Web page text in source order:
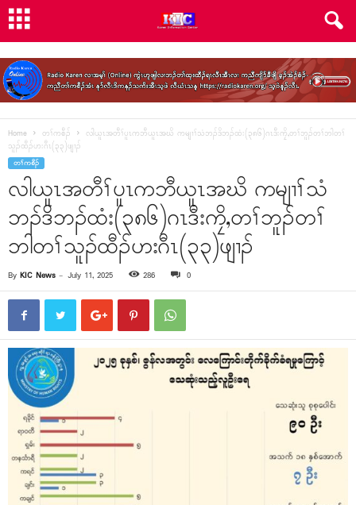
Home တၢ်ကစီၣ်
လါယူၤအတီၢ်ပူၤကဘီယူၤအဃိ ကမျၢၢ်သံဘၣ်ဒိဘၣ်ထံး(၃၈၆)ဂၤဒီးကၠိ,တၢ်ဘူၣ်တၢ်ဘါတၢ်
သူၣ်ထီၣ်ဟးဂီၤ(၃၃)ဖျၢၣ်
တၢ်ကစီၣ်
လါယူၤအတီၢ်ပူၤကဘီယူၤအဃိ ကမျၢၢ်သံ
ဘၣ်ဒိဘၣ်ထံး(၃၈၆)ဂၤဒီးကၠိ,တၢ်ဘူၣ်တၢ်
ဘါတၢ်သူၣ်ထီၣ်ဟးဂီၤ(၃၃)ဖျၢၣ်
By KIC News - July 11, 2025 286 0